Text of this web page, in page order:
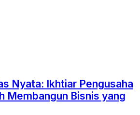
Nyata: Ikhtiar Pengusaha
Membangun Bisnis yang